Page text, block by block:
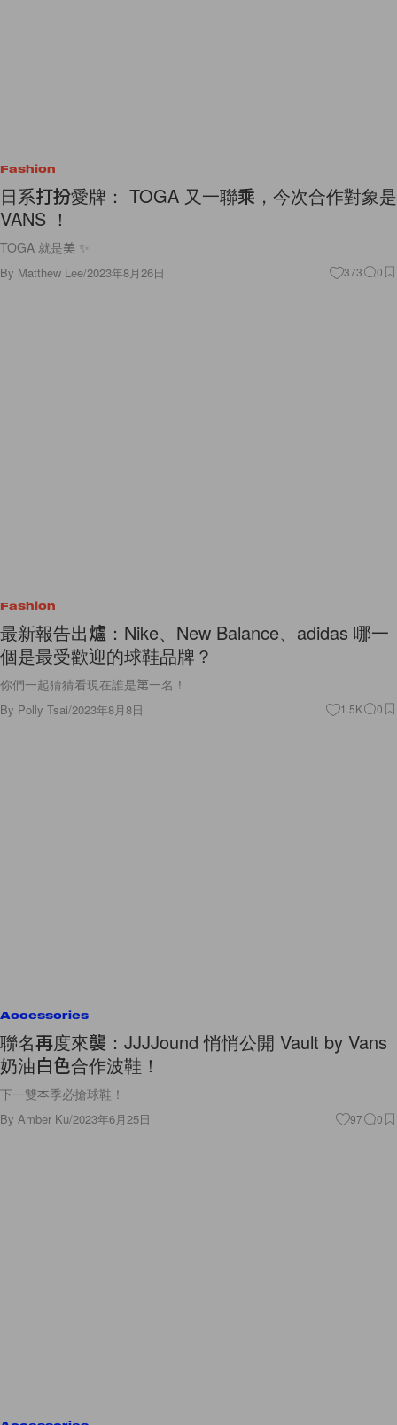
Fashion
日系打扮愛牌： TOGA 又一聯乘，今次合作對象是
VANS ！
TOGA 就是美 ✨
By Matthew Lee/2023年8月26日 373 0
Fashion
最新報告出爐：Nike、New Balance、adidas 哪一
個是最受歡迎的球鞋品牌？
你們一起猜猜看現在誰是第一名！
By Polly Tsai/2023年8月8日 1.5K 0
Accessories
聯名再度來襲：JJJJound 悄悄公開 Vault by Vans
奶油白色合作波鞋！
下一雙本季必搶球鞋！
By Amber Ku/2023年6月25日 97 0